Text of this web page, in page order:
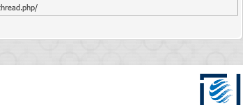
/ratethread.php